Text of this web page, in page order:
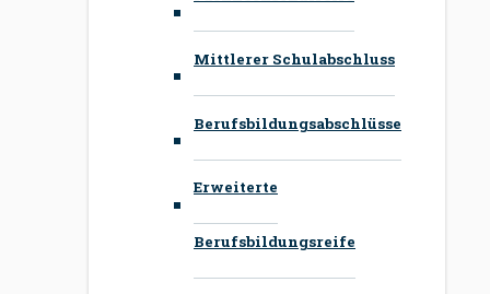
Mittlerer Schulabschluss
Berufsbildungsabschlüsse
Erweiterte
Berufsbildungsreife